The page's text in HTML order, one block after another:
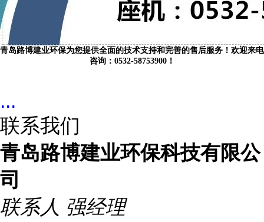
青岛路博建业环保为您提供全面的技术支持和完善的售后服务！欢迎来电
咨询：0532-58753900！
...
联系我们
青岛路博建业环保科技有限公
司
联系人 强经理